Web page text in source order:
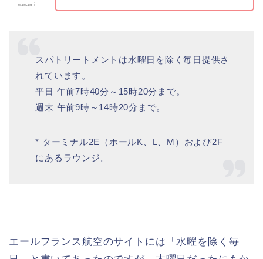
nanami
スパトリートメントは水曜日を除く毎日提供さ
れています。
平日 午前7時40分～15時20分まで。
週末 午前9時～14時20分まで。
* ターミナル2E（ホールK、L、M）および2F
にあるラウンジ。
エールフランス航空のサイトには「水曜を除く毎